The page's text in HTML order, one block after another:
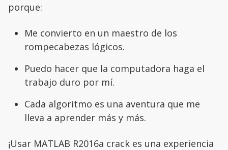
porque:
Me convierto en un maestro de los
rompecabezas lógicos.
Puedo hacer que la computadora haga el
trabajo duro por mí.
Cada algoritmo es una aventura que me
lleva a aprender más y más.
¡Usar MATLAB R2016a crack es una experiencia